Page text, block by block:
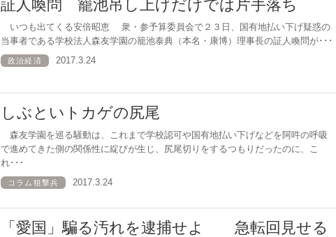
証人喚問 籠池吊し上げだけでは片手落ち
いつも出てくる安倍昭恵 衆・参予算委員会で２３日、国有地払い下げ疑惑の
当事者である学校法人森友学園の籠池泰典（本名・康博）理事長の証人喚問が･･･
政治経済 2017.3.24
しぶといトカゲの尻尾
森友学園を巡る騒動は、これまで学校認可や国有地払い下げなどを阿吽の呼吸
で進めてきた側の関係性に綻びが生じ、尻尾切りをするつもりだったのに、こ
れ･･･
コラム狙撃兵 2017.3.24
「愛国」騙る汚れを逮捕せよ 急転回見せる